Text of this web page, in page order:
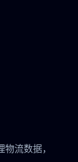
流数据，